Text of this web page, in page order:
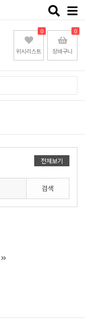
Toggle
위시리스트
0
장바구니
0
전체보기
검색